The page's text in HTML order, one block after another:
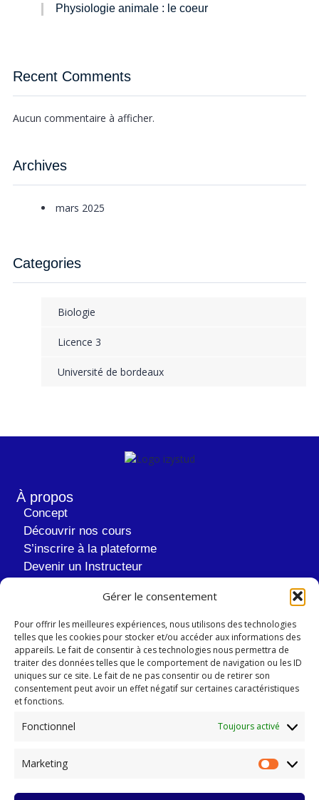
Gérer le consentement
Pour offrir les meilleures expériences, nous utilisons des technologies
telles que les cookies pour stocker et/ou accéder aux informations des
appareils. Le fait de consentir à ces technologies nous permettra de
traiter des données telles que le comportement de navigation ou les ID
uniques sur ce site. Le fait de ne pas consentir ou de retirer son
consentement peut avoir un effet négatif sur certaines caractéristiques
et fonctions.
Fonctionnel Toujours activé
Marketing
Physiologie animale : le coeur
Recent Comments
Aucun commentaire à afficher.
Archives
mars 2025
Categories
Biologie
Licence 3
Université de bordeaux
À propos
Concept
Découvrir nos cours
S’inscrire à la plateforme
Devenir un Instructeur
Informations Légales
Mentions Légales
Politiques de Confidentialité
Conditions Générales de Ventes
Politiques Propriété intellectuelle
Conditions Générales Instructeurs
FAQ